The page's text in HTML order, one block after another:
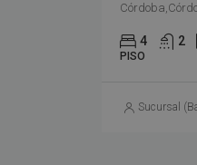
4 2
PISO
Sucursal